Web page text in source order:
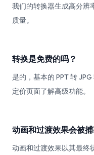
我们的转换器生成高分辨
质量。
转换是免费的吗？
是的，基本的 PPT 转
定价页面了解高级功能。
动画和过渡效果会被捕
动画和过渡效果以其最终